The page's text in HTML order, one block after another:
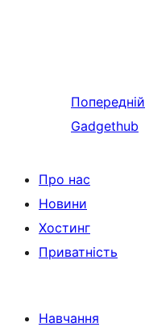
Попередній
Gadgethub
Про нас
Новини
Хостинг
Приватність
Навчання